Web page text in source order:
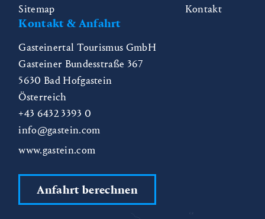
Sitemap
Kontakt
Kontakt & Anfahrt
Gasteinertal Tourismus GmbH
Gasteiner Bundesstraße 367
5630 Bad Hofgastein
Österreich
+43 6432 3393 0
info@gastein.com
www.gastein.com
Anfahrt berechnen
CZ